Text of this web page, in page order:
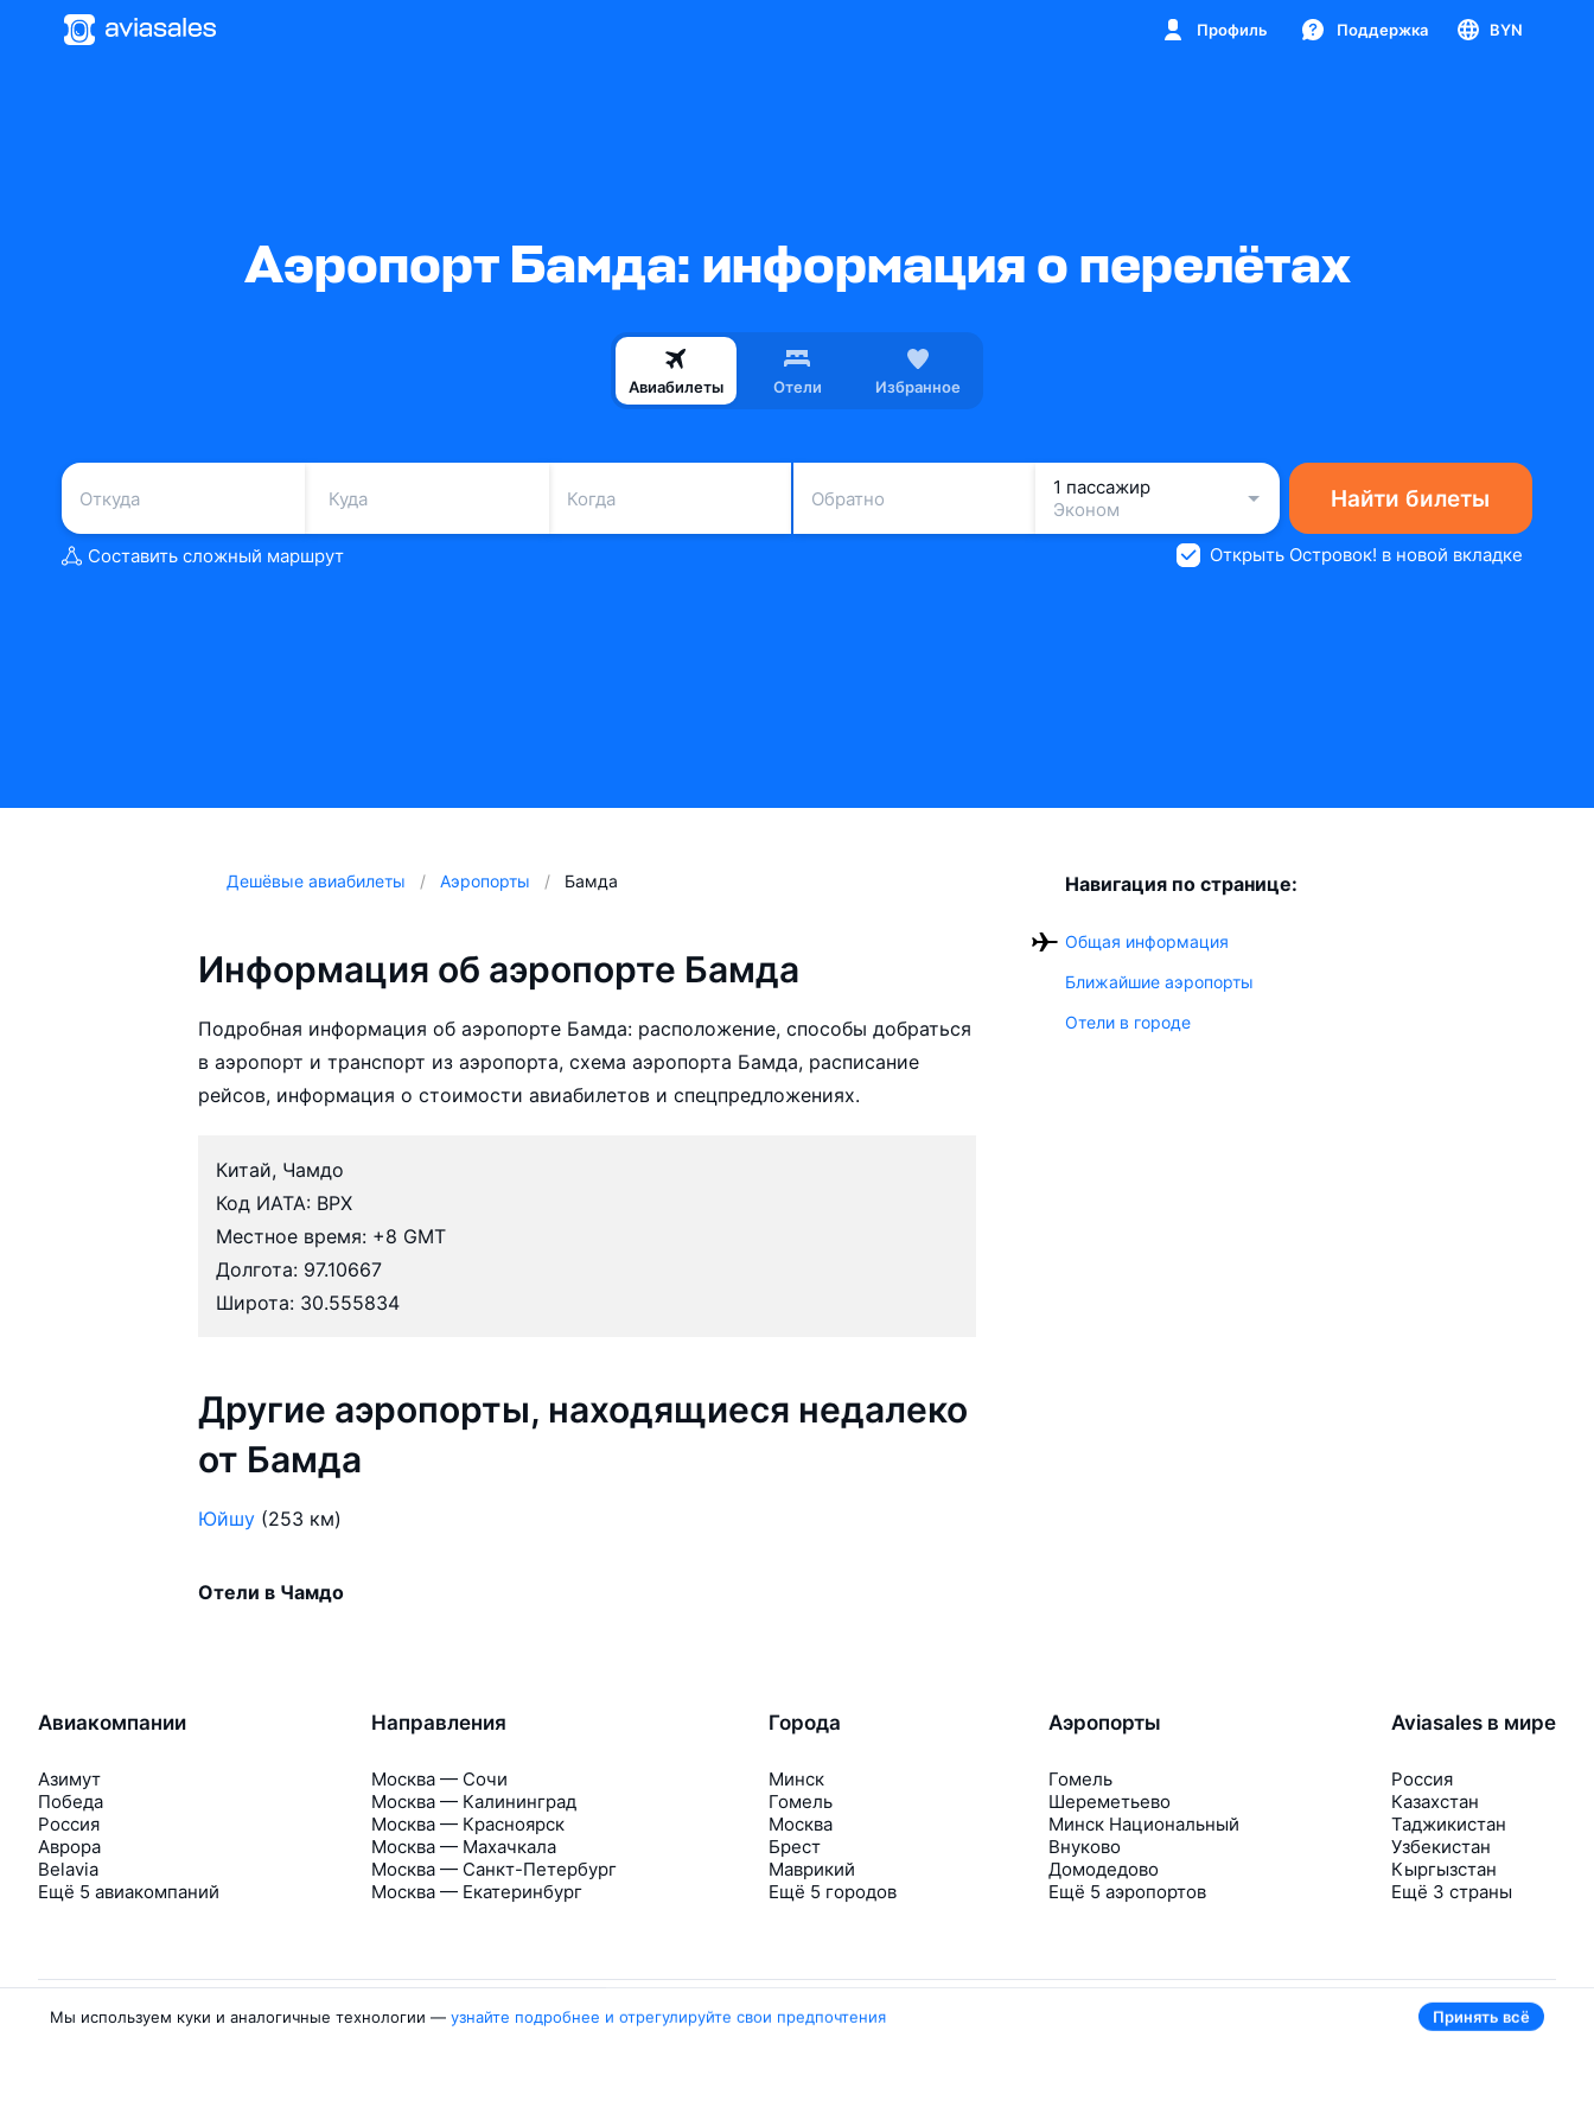
Профиль Поддержка BYN
Аэропорт Бамда: информация о перелётах
Авиабилеты Отели Избранное
Когда Обратно
1 пассажир
Эконом
Найти билеты
Составить сложный маршрут Открыть Островок! в новой вкладке
Дешёвые авиабилеты Аэропорты Бамда
Информация об аэропорте Бамда
Подробная информация об аэропорте Бамда: расположение, способы добраться
в аэропорт и транспорт из аэропорта, схема аэропорта Бамда, расписание
рейсов, информация о стоимости авиабилетов и спецпредложениях.
Китай, Чамдо
Код ИАТА: BPX
Местное время: +8 GMT
Долгота: 97.10667
Широта: 30.555834
Другие аэропорты, находящиеся недалеко
от Бамда
Юйшу (253 км)
Отели в Чамдо
Навигация по странице:
Общая информация
Ближайшие аэропорты
Отели в городе
Авиакомпании
Азимут
Победа
Россия
Аврора
Belavia
Ещё 5 авиакомпаний
Направления
Москва — Сочи
Москва — Калининград
Москва — Красноярск
Москва — Махачкала
Москва — Санкт-Петербург
Москва — Екатеринбург
Города
Минск
Гомель
Москва
Брест
Маврикий
Ещё 5 городов
Аэропорты
Гомель
Шереметьево
Минск Национальный
Внуково
Домодедово
Ещё 5 аэропортов
Aviasales в мире
Россия
Казахстан
Таджикистан
Узбекистан
Кыргызстан
Ещё 3 страны
Мы используем куки и аналогичные технологии — узнайте подробнее и отрегулируйте свои предпочтения Принять всё